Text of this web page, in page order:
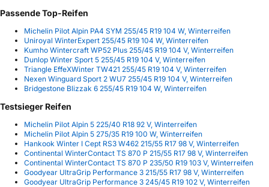
Passende Top-Reifen
Michelin Pilot Alpin PA4 SYM 255/45 R19 104 W, Winterreifen
Uniroyal WinterExpert 255/45 R19 104 W, Winterreifen
Kumho Wintercraft WP52 Plus 255/45 R19 104 V, Winterreifen
Dunlop Winter Sport 5 255/45 R19 104 V, Winterreifen
Triangle EffeXWinter TW421 255/45 R19 104 V, Winterreifen
Nexen Winguard Sport 2 WU7 255/45 R19 104 V, Winterreifen
Bridgestone Blizzak 6 255/45 R19 104 W, Winterreifen
Testsieger Reifen
Michelin Pilot Alpin 5 225/40 R18 92 V, Winterreifen
Michelin Pilot Alpin 5 275/35 R19 100 W, Winterreifen
Hankook Winter I Cept RS3 W462 215/55 R17 98 V, Winterreifen
Continental WinterContact TS 870 P 215/55 R17 98 V, Winterreifen
Continental WinterContact TS 870 P 235/50 R19 103 V, Winterreifen
Goodyear UltraGrip Performance 3 215/55 R17 98 V, Winterreifen
Goodyear UltraGrip Performance 3 245/45 R19 102 V, Winterreifen